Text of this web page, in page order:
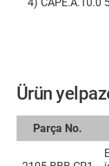
Ürün
Parça No.